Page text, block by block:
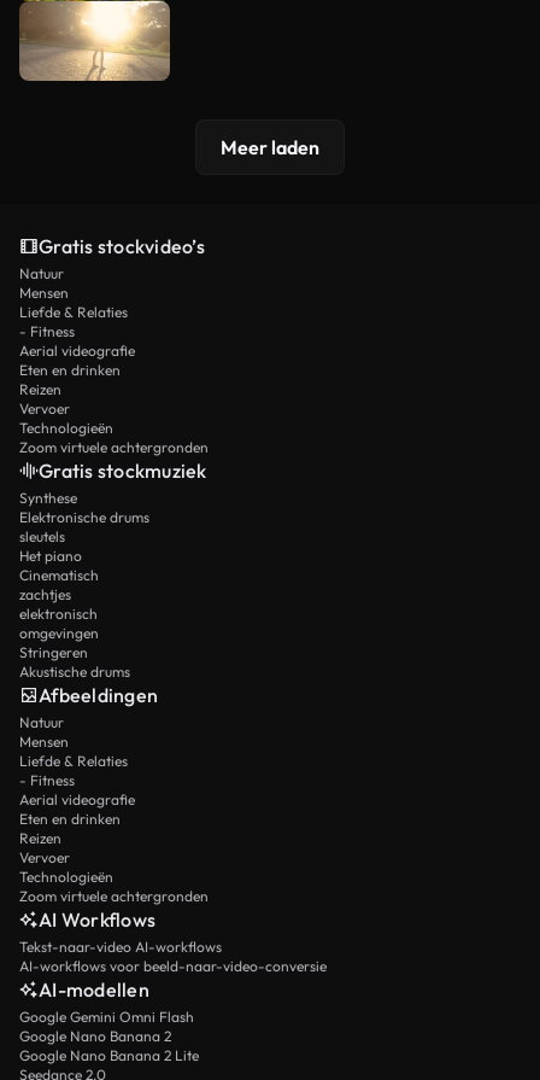
Meer laden
Gratis stockvideo’s
Natuur
Mensen
Liefde & Relaties
- Fitness
Aerial videografie
Eten en drinken
Reizen
Vervoer
Technologieën
Zoom virtuele achtergronden
Gratis stockmuziek
Synthese
Elektronische drums
sleutels
Het piano
Cinematisch
zachtjes
elektronisch
omgevingen
Stringeren
Akustische drums
Afbeeldingen
Natuur
Mensen
Liefde & Relaties
- Fitness
Aerial videografie
Eten en drinken
Reizen
Vervoer
Technologieën
Zoom virtuele achtergronden
AI Workflows
Tekst-naar-video AI-workflows
AI-workflows voor beeld-naar-video-conversie
AI-modellen
Google Gemini Omni Flash
Google Nano Banana 2
Google Nano Banana 2 Lite
Seedance 2.0